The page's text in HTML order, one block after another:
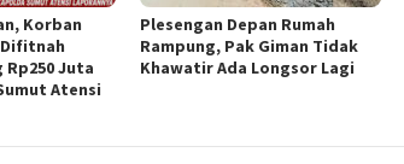
Korban
Difitnah
Rp250 Juta
Atensi
Plesengan Depan Rumah
Rampung, Pak Giman Tidak
Khawatir Ada Longsor Lagi